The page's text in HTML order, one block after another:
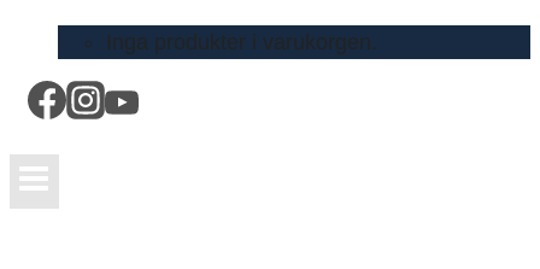
Inga produkter i varukorgen.